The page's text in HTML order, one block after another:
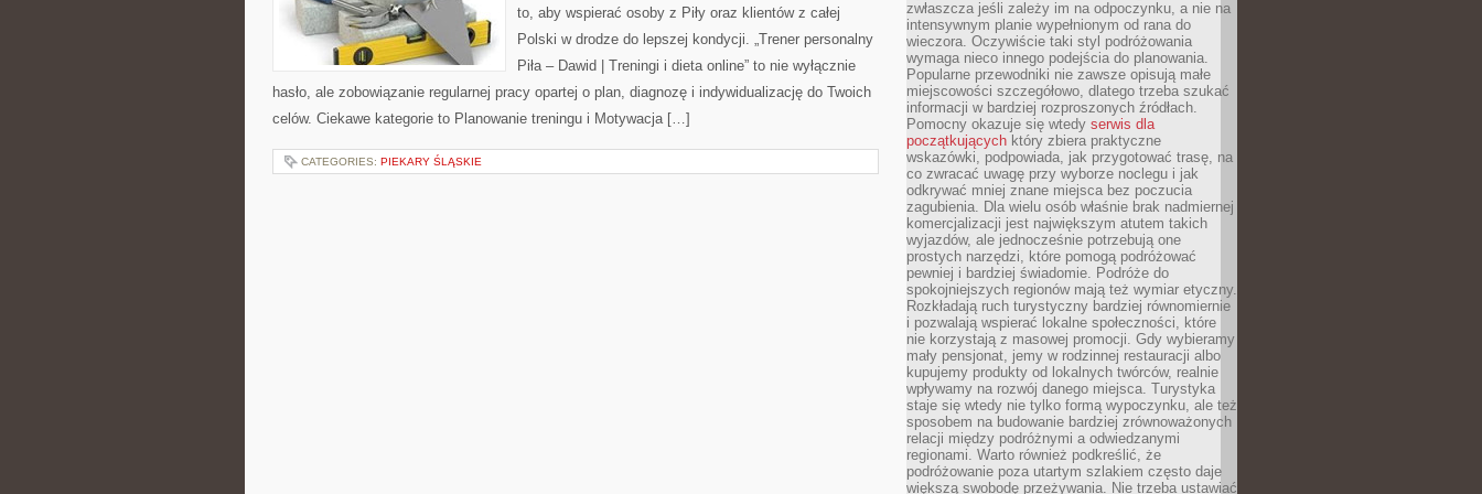
to, aby wspierać osoby z Piły oraz klientów z całej
Polski w drodze do lepszej kondycji. „Trener personalny
Piła – Dawid | Treningi i dieta online” to nie wyłącznie
hasło, ale zobowiązanie regularnej pracy opartej o plan, diagnozę i indywidualizację do Twoich
celów. Ciekawe kategorie to Planowanie treningu i Motywacja […]
CATEGORIES: PIEKARY ŚLĄSKIE
zwłaszcza jeśli zależy im na odpoczynku, a nie na
intensywnym planie wypełnionym od rana do
wieczora. Oczywiście taki styl podróżowania
wymaga nieco innego podejścia do planowania.
Popularne przewodniki nie zawsze opisują małe
miejscowości szczegółowo, dlatego trzeba szukać
informacji w bardziej rozproszonych źródłach.
Pomocny okazuje się wtedy serwis dla
początkujących który zbiera praktyczne
wskazówki, podpowiada, jak przygotować trasę, na
co zwracać uwagę przy wyborze noclegu i jak
odkrywać mniej znane miejsca bez poczucia
zagubienia. Dla wielu osób właśnie brak nadmiernej
komercjalizacji jest największym atutem takich
wyjazdów, ale jednocześnie potrzebują one
prostych narzędzi, które pomogą podróżować
pewniej i bardziej świadomie. Podróże do
spokojniejszych regionów mają też wymiar etyczny.
Rozkładają ruch turystyczny bardziej równomiernie
i pozwalają wspierać lokalne społeczności, które
nie korzystają z masowej promocji. Gdy wybieramy
mały pensjonat, jemy w rodzinnej restauracji albo
kupujemy produkty od lokalnych twórców, realnie
wpływamy na rozwój danego miejsca. Turystyka
staje się wtedy nie tylko formą wypoczynku, ale też
sposobem na budowanie bardziej zrównoważonych
relacji między podróżnymi a odwiedzanymi
regionami. Warto również podkreślić, że
podróżowanie poza utartym szlakiem często daje
większą swobodę przeżywania. Nie trzeba ustawiać